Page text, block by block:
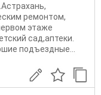
ремонтом,
этаже
сад,аптеки.
подъездные...